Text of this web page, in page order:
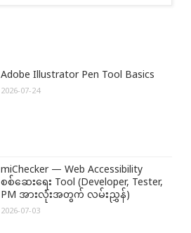
Adobe Illustrator Pen Tool Basics
2026-07-24
miChecker — Web Accessibility
စစ်ဆေးရေး Tool (Developer, Tester,
PM အားလုံးအတွက် လမ်းညွှန်)
2026-07-03